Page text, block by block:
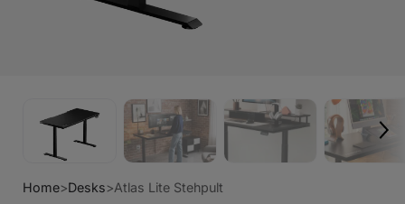
Home>Desks>Atlas Lite Stehpult